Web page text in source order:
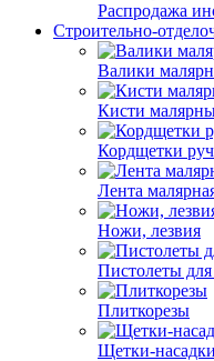
Распродажа
Строительно-
Валики
Кисти
Кордщетки
Лента
Ножи, лезвия
Пистолеты
Плиткорезы
Щетки-